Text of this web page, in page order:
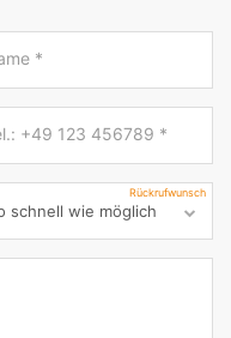
*
+49 123 456789 *
Rückrufwunsch